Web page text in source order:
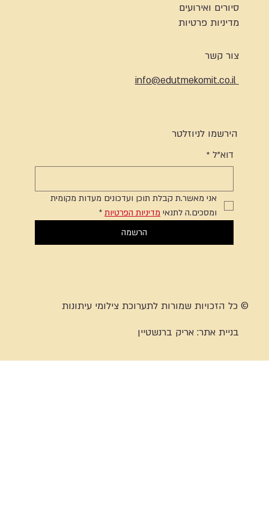
סיורים ואירועים
מדיניות פרטיות
צור קשר
info@edutmekomit.co.il
הירשמו לניוזלטר
דוא"ל *
אני מאשר.ת קבלת תוכן ועדכונים מעדות מקומית
ומסכים.ה לתנאי מדיניות הפרטיות *
הרשמה
© כל הזכויות שמורות לתערוכת צילומי עיתונות
בניית אתר:אריק ברנשטיין